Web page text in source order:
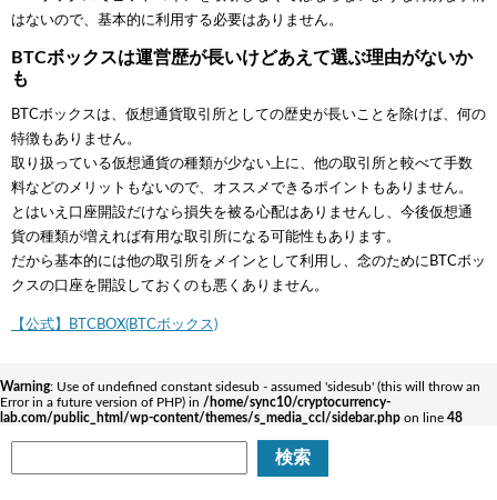
はないので、基本的に利用する必要はありません。
BTCボックスは運営歴が長いけどあえて選ぶ理由がないか
も
BTCボックスは、仮想通貨取引所としての歴史が長いことを除けば、何の
特徴もありません。
取り扱っている仮想通貨の種類が少ない上に、他の取引所と較べて手数
料などのメリットもないので、オススメできるポイントもありません。
とはいえ口座開設だけなら損失を被る心配はありませんし、今後仮想通
貨の種類が増えれば有用な取引所になる可能性もあります。
だから基本的には他の取引所をメインとして利用し、念のためにBTCボッ
クスの口座を開設しておくのも悪くありません。
【公式】BTCBOX(BTCボックス)
Warning: Use of undefined constant sidesub - assumed 'sidesub' (this will throw an
Error in a future version of PHP) in /home/sync10/cryptocurrency-
lab.com/public_html/wp-content/themes/s_media_ccl/sidebar.php on line 48